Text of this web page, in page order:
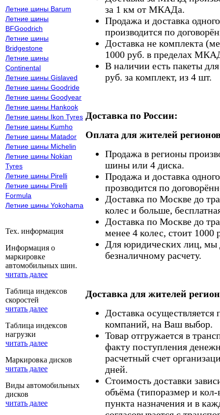
Летние шины Barum
Летние шины
BFGoodrich
Летние шины
Bridgestone
Летние шины
Continental
Летние шины Gislaved
Летние шины Goodride
Летние шины Goodyear
Летние шины Hankook
Летние шины Ikon Tyres
Летние шины Kumho
Летние шины Matador
Летние шины Michelin
Летние шины Nokian
Tyres
Летние шины Pirelli
Летние шины Pirelli
Formula
Летние шины Yokohama
Тех. информация
Информация о
маркировке
автомобильных шин.
читать далее
Таблица индексов
скоростей
читать далее
Таблица индексов
нагрузки
читать далее
Маркировка дисков
читать далее
Виды автомобильных
дисков
читать далее
за 1 км от МКАДа.
Продажа и доставка
производится по
Доставка не комплекта
1000 руб. в пределах
В наличии есть пакеты
руб. за комплект, из 4 шт.
Доставка по России:
Оплата для жителей
Продажа в регионы
шины или 4 диска.
Продажа и доставка
прозводится по
Доставка по Москве до
колес и больше,
Доставка по Москве до
менее 4 колес, стоит 1000
Для юридических лиц, мы
безналичному расчету.
Доставка для жителей
Доставка
компаний, на Ваш выбор.
Товар отгружается в
факту поступления
расчетный счет
дней.
Стоимость доставки
объёма (типоразмер и кол-
пункта назначения и в